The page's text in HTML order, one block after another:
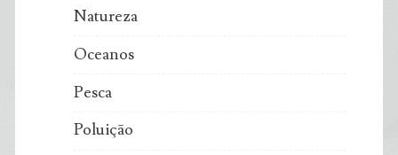
Natureza
Oceanos
Pesca
Poluição